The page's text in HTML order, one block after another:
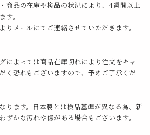
商品の在庫や検品の状況により、4週間以上
す。
りメールにてご連絡させていただきます。
によっては商品在庫切れにより注文をキャ
く恐れもございますので、予めご了承くだ
ります。日本製とは検品基準が異なる為、新
ずかな汚れや傷がある場合もございます。